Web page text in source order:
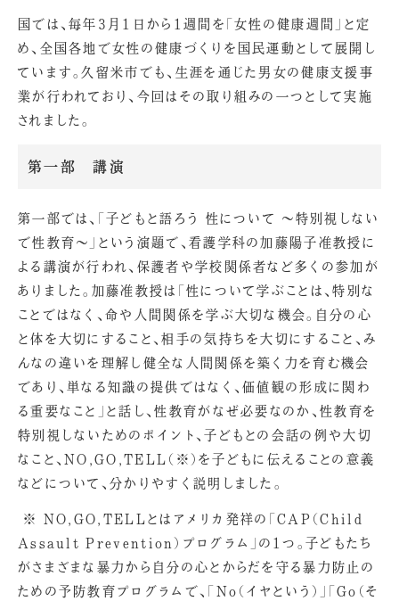
国では、毎年3月1日から1週間を「女性の健康週間」と定
め、全国各地で女性の健康づくりを国民運動として展開し
ています。久留米市でも、生涯を通じた男女の健康支援事
業が行われており、今回はその取り組みの一つとして実施
されました。
第一部 講演
第一部では、「子どもと語ろう 性について ～特別視しない
で性教育～」という演題で、看護学科の加藤陽子准教授に
よる講演が行われ、保護者や学校関係者など多くの参加が
ありました。加藤准教授は「性について学ぶことは、特別な
ことではなく、命や人間関係を学ぶ大切な機会。自分の心
と体を大切にすること、相手の気持ちを大切にすること、み
んなの違いを理解し健全な人間関係を築く力を育む機会
であり、単なる知識の提供ではなく、価値観の形成に関わ
る重要なこと」と話し、性教育がなぜ必要なのか、性教育を
特別視しないためのポイント、子どもとの会話の例や大切
なこと、NO,GO,TELL（※）を子どもに伝えることの意義
などについて、分かりやすく説明しました。
※ NO,GO,TELLとはアメリカ発祥の「CAP（Child
Assault Prevention）プログラム」の1つ。子どもたち
がさまざまな暴力から自分の心とからだを守る暴力防止の
ための予防教育プログラムで、「No（イヤという）」「Go（そ